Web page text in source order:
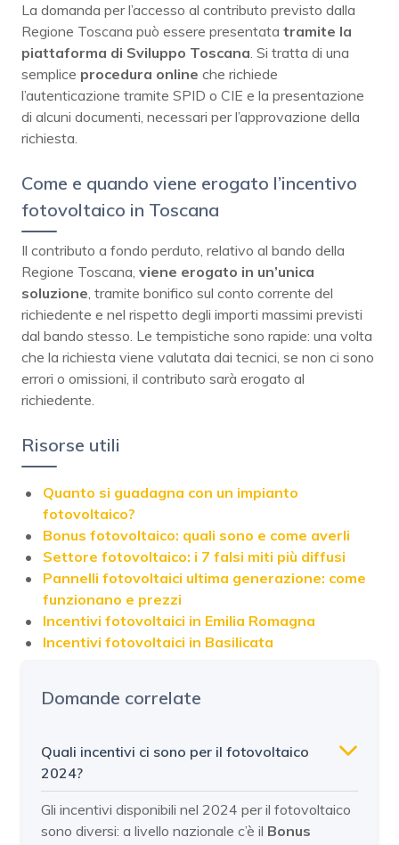
La domanda per l’accesso al contributo previsto dalla
Regione Toscana può essere presentata tramite la
piattaforma di Sviluppo Toscana. Si tratta di una
semplice procedura online che richiede
l’autenticazione tramite SPID o CIE e la presentazione
di alcuni documenti, necessari per l’approvazione della
richiesta.
Come e quando viene erogato l’incentivo
fotovoltaico in Toscana
Il contributo a fondo perduto, relativo al bando della
Regione Toscana, viene erogato in un’unica
soluzione, tramite bonifico sul conto corrente del
richiedente e nel rispetto degli importi massimi previsti
dal bando stesso. Le tempistiche sono rapide: una volta
che la richiesta viene valutata dai tecnici, se non ci sono
errori o omissioni, il contributo sarà erogato al
richiedente.
Risorse utili
Quanto si guadagna con un impianto
fotovoltaico?
Bonus fotovoltaico: quali sono e come averli
Settore fotovoltaico: i 7 falsi miti più diffusi
Pannelli fotovoltaici ultima generazione: come
funzionano e prezzi
Incentivi fotovoltaici in Emilia Romagna
Incentivi fotovoltaici in Basilicata
Domande correlate
Quali incentivi ci sono per il fotovoltaico
2024?
Gli incentivi disponibili nel 2024 per il fotovoltaico
sono diversi: a livello nazionale c’è il Bonus